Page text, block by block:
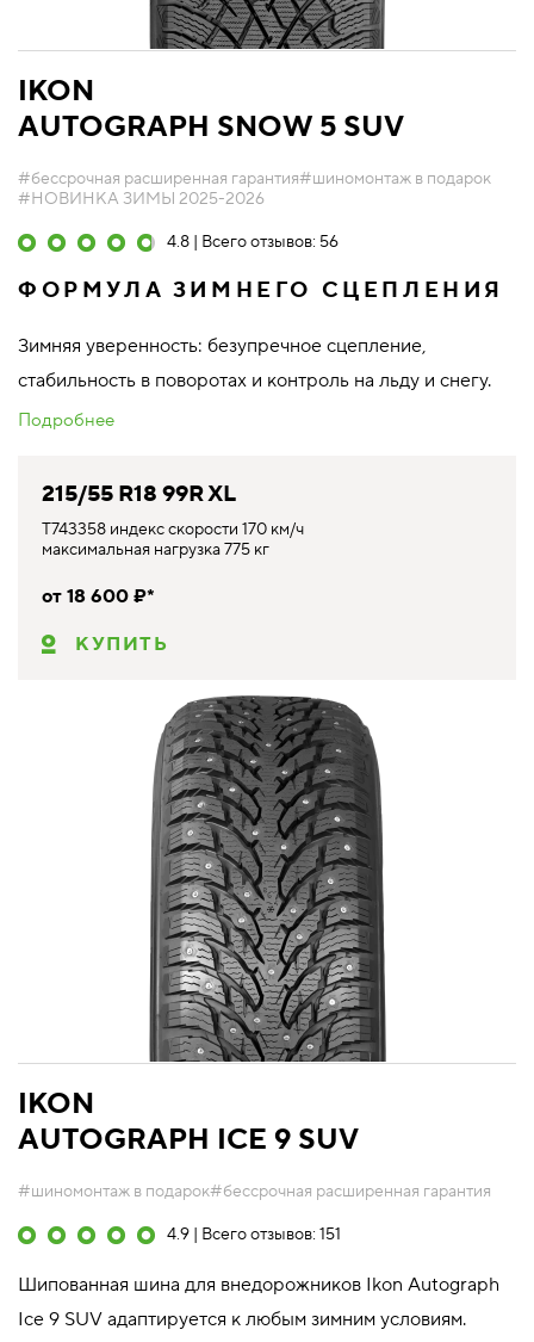
IKON
AUTOGRAPH SNOW 5 SUV
#бессрочная расширенная гарантия#шиномонтаж в подарок
#НОВИНКА ЗИМЫ 2025-2026
4.8 | Всего отзывов: 56
ФОРМУЛА ЗИМНЕГО СЦЕПЛЕНИЯ
Зимняя уверенность: безупречное сцепление,
стабильность в поворотах и контроль на льду и снегу.
Подробнее
215/55 R18 99R XL
T743358 индекс скорости 170 км/ч
максимальная нагрузка 775 кг
от 18 600 ₽*
КУПИТЬ
IKON
AUTOGRAPH ICE 9 SUV
#шиномонтаж в подарок#бессрочная расширенная гарантия
4.9 | Всего отзывов: 151
Шипованная шина для внедорожников Ikon Autograph
Ice 9 SUV адаптируется к любым зимним условиям.